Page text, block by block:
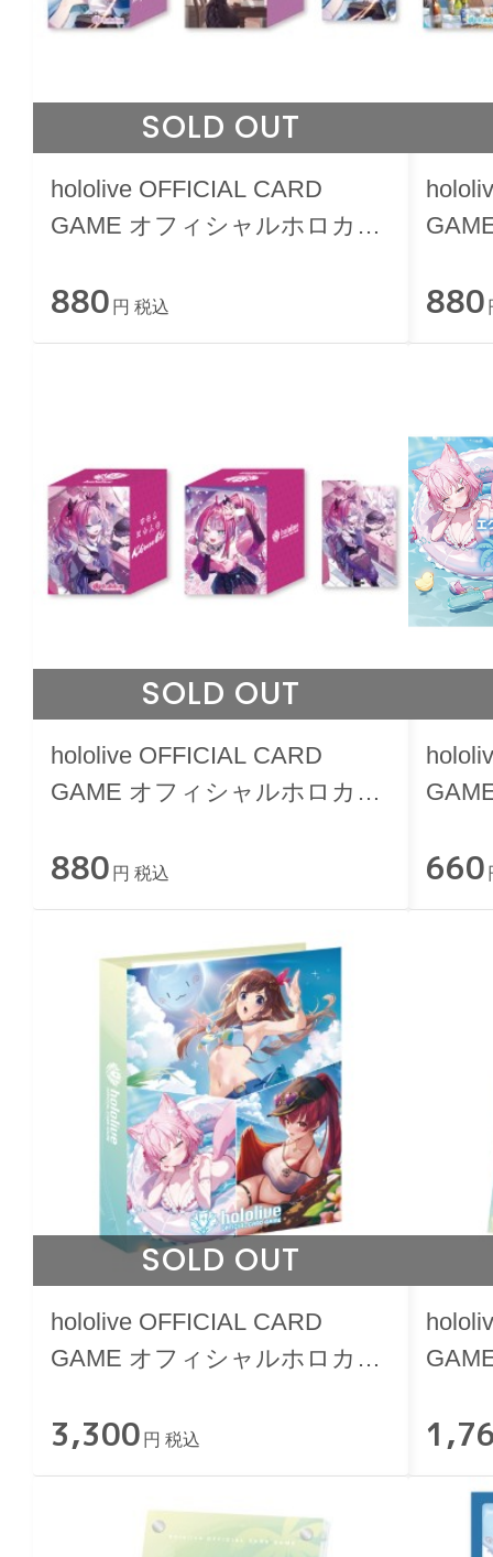
SOLD OUT
hololive OFFICIAL CARD
GAME オフィシャルホロカケ
880 円 税込 880
SOLD OUT
hololive OFFICIAL CARD
GAME オフィシャルホロカケ
ィ』
880 円 税込 660
SOLD OUT
hololive OFFICIAL CARD
GAME オフィシャルホロカバ
3,300 円 税込